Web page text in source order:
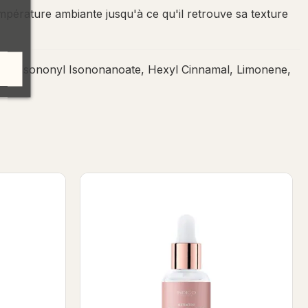
ambiante jusqu'à ce qu'il retrouve sa texture
Isononyl Isononanoate, Hexyl Cinnamal, Limonene,